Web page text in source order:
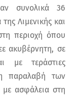
συνολικά 36
Λιμενικής και
περιοχή όπου
ακυβέρνητη, σε
με τεράστιες
η παραλαβή των
ασφάλεια στη